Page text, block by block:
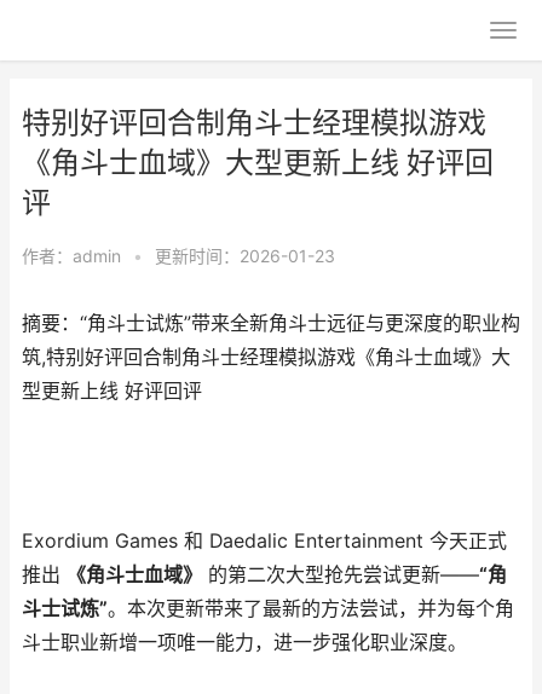
特别好评回合制角斗士经理模拟游戏
《角斗士血域》大型更新上线 好评回
评
作者： admin • 更新时间：2026-01-23
摘要：“角斗士试炼”带来全新角斗士远征与更深度的职业构
筑,特别好评回合制角斗士经理模拟游戏《角斗士血域》大
型更新上线 好评回评
Exordium Games 和 Daedalic Entertainment 今天正式
推出
《角斗士血域》 的第二次大型抢先尝试更新——“角
斗士试炼”。本次更新带来了最新的方法尝试，并为每个角
斗士职业新增一项唯一能力，进一步强化职业深度。